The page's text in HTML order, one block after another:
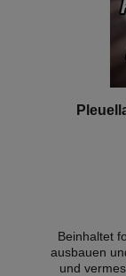
Beinhaltet
ausbauen
und